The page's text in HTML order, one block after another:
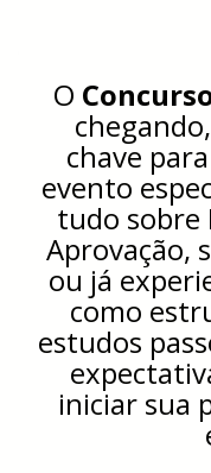
O
chave
evento
tudo sobre
Aprovação,
ou já
como
estudos
iniciar sua